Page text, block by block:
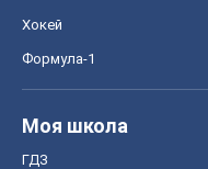
Хокей
Формула-1
Моя школа
ГДЗ